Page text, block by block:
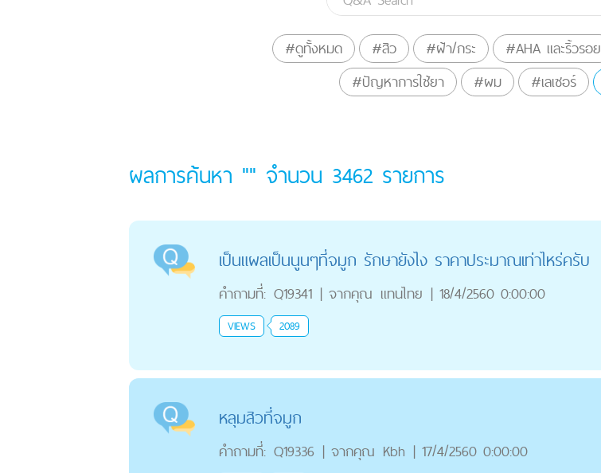
#ดูทั้งหมด #สิว #ฝ้า/กระ #AHA และริ้วรอย
#ปัญหาการใช้ยา
#ผม #เลเซอร์
ผลการค้นหา "" จำนวน 3462 รายการ
เป็นแผลเป็นนูนๆที่จมูก รักษายังไง ราคาประมาณเท่าไหร่ครับ
คำถามที่: Q19341 | จากคุณ แทนไทย | 18/4/2560 0:00:00
VIEWS 2089
หลุมสิวที่จมูก
คำถามที่: Q19336 | จากคุณ Kbh | 17/4/2560 0:00:00